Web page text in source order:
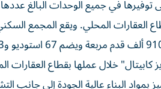
العقارات المحلي. ويقع المجمع
خلال عملها بقطاع العقارات